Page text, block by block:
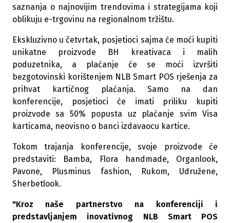
saznanja o najnovijim trendovima i strategijama koji
oblikuju e-trgovinu na regionalnom tržištu.
Ekskluzivno u četvrtak, posjetioci sajma će moći kupiti
unikatne proizvode BH kreativaca i malih
poduzetnika, a plaćanje će se moći izvršiti
bezgotovinski korištenjem NLB Smart POS rješenja za
prihvat kartičnog plaćanja. Samo na dan
konferencije, posjetioci će imati priliku kupiti
proizvode sa 50% popusta uz plaćanje svim Visa
karticama, neovisno o banci izdavaocu kartice.
Tokom trajanja konferencije, svoje proizvode će
predstaviti: Bamba, Flora handmade, Organlook,
Pavone, Plusminus fashion, Rukom, Udružene,
Sherbetlook.
"Kroz naše partnerstvo na konferenciji i
predstavljanjem inovativnog NLB Smart POS